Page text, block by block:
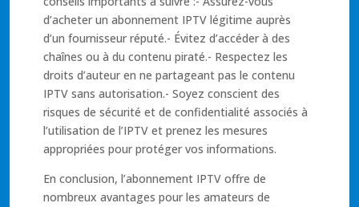
d’acheter un abonnement IPTV légitime auprès
d’un fournisseur réputé.- Évitez d’accéder à des
chaînes ou à du contenu piraté.- Respectez les
droits d’auteur en ne partageant pas le contenu
IPTV sans autorisation.- Soyez conscient des
risques de sécurité et de confidentialité associés à
l’utilisation de l’IPTV et prenez les mesures
appropriées pour protéger vos informations.
En conclusion, l’abonnement IPTV offre de
nombreux avantages pour les amateurs de